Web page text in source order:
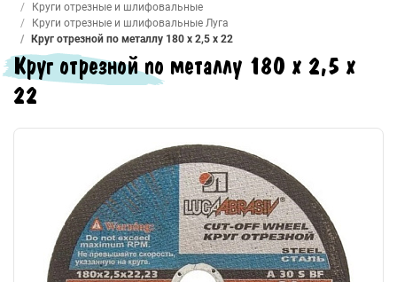
Круги отрезные и шлифовальные
Круги отрезные и шлифовальные Луга
Круг отрезной по металлу 180 х 2,5 х 22
Круг отрезной по металлу 180 х 2,5 х
22